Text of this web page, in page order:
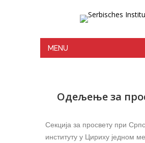
MENU
Одељење за
Секција за просвету при
институту у Цириху једном